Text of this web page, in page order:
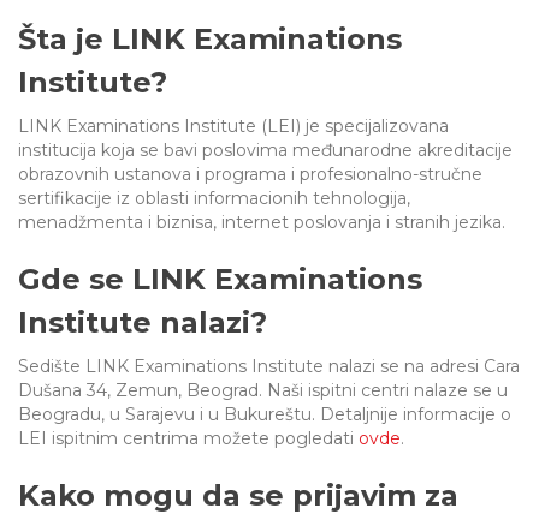
Šta je LINK Examinations
Institute?
LINK Examinations Institute (LEI) je specijalizovana
institucija koja se bavi poslovima međunarodne akreditacije
obrazovnih ustanova i programa i profesionalno-stručne
sertifikacije iz oblasti informacionih tehnologija,
menadžmenta i biznisa, internet poslovanja i stranih jezika.
Gde se LINK Examinations
Institute nalazi?
Sedište LINK Examinations Institute nalazi se na adresi Cara
Dušana 34, Zemun, Beograd. Naši ispitni centri nalaze se u
Beogradu, u Sarajevu i u Bukureštu. Detaljnije informacije o
LEI ispitnim centrima možete pogledati ovde.
Kako mogu da se prijavim za